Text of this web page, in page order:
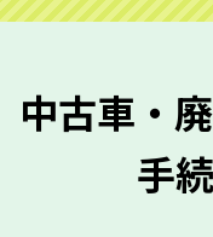
質問させていただ
メーカー／車種
中古車・
手